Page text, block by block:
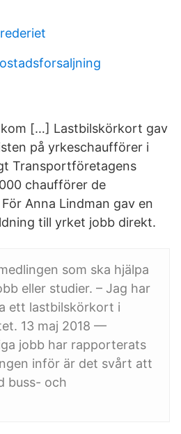
kom […] Lastbilskörkort gav
på yrkeschaufförer i
Transportföretagens
chaufförer de
Anna Lindman gav en
till yrket jobb direkt.
som ska hjälpa
eller studier. – Jag har
ett lastbilskörkort i
13 maj 2018 —
jobb har rapporterats
inför är det svårt att
buss- och